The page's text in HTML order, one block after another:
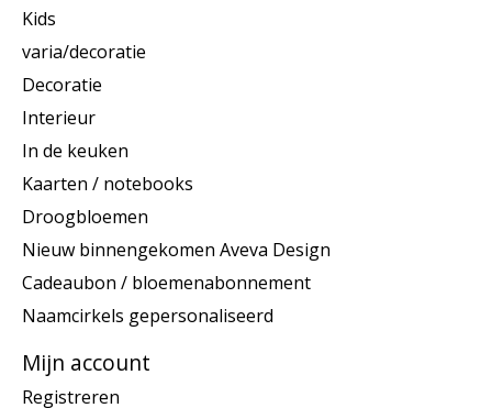
Kids
varia/decoratie
Decoratie
Interieur
In de keuken
Kaarten / notebooks
Droogbloemen
Nieuw binnengekomen Aveva Design
Cadeaubon / bloemenabonnement
Naamcirkels gepersonaliseerd
Mijn account
Registreren